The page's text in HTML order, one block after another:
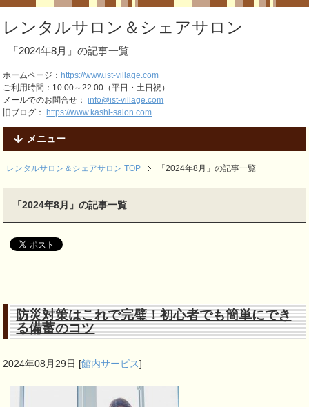
レンタルサロン＆シェアサロン
「2024年8月」の記事一覧
ホームページ：https://www.ist-village.com
ご利用時間：10:00～22:00（平日・土日祝）
メールでのお問合せ：info@ist-village.com
旧ブログ：https://www.kashi-salon.com
メニュー
レンタルサロン＆シェアサロン TOP 「2024年8月」の記事一覧
「2024年8月」の記事一覧
防災対策はこれで完璧！初心者でも簡単にでき
る備蓄のコツ
2024年08月29日 [館内サービス]